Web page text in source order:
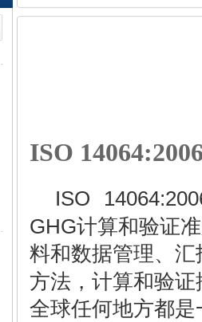
ISO
ISO
GHG计算和验证
料和数据管理、
方法，计算和验
全球任何地方都